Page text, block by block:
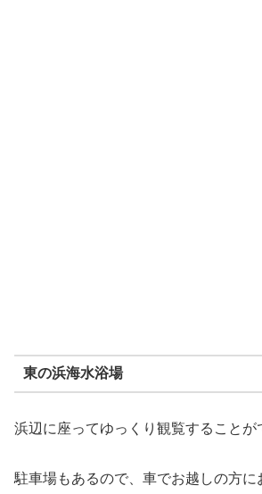
東の浜海水浴場
浜辺に座ってゆっくり観覧することが
駐車場もあるので、車でお越しの方に